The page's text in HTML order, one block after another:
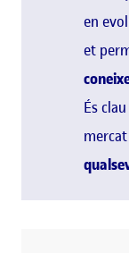
en
et
És